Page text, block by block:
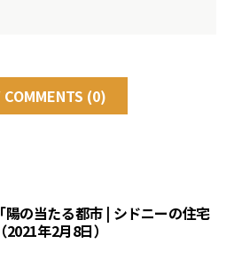
COMMENTS (0)
の当たる都市 | シドニーの住宅
年2月8日）